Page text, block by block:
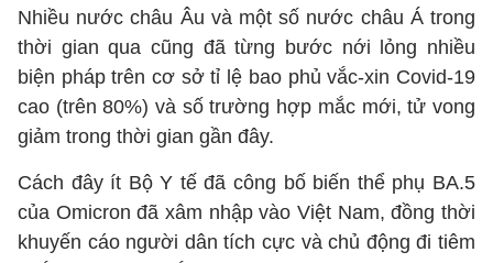
Nhiều nước châu Âu và một số nước châu Á trong
thời gian qua cũng đã từng bước nới lỏng nhiều
biện pháp trên cơ sở tỉ lệ bao phủ vắc-xin Covid-19
cao (trên 80%) và số trường hợp mắc mới, tử vong
giảm trong thời gian gần đây.
Cách đây ít Bộ Y tế đã công bố biến thể phụ BA.5
của Omicron đã xâm nhập vào Việt Nam, đồng thời
khuyến cáo người dân tích cực và chủ động đi tiêm